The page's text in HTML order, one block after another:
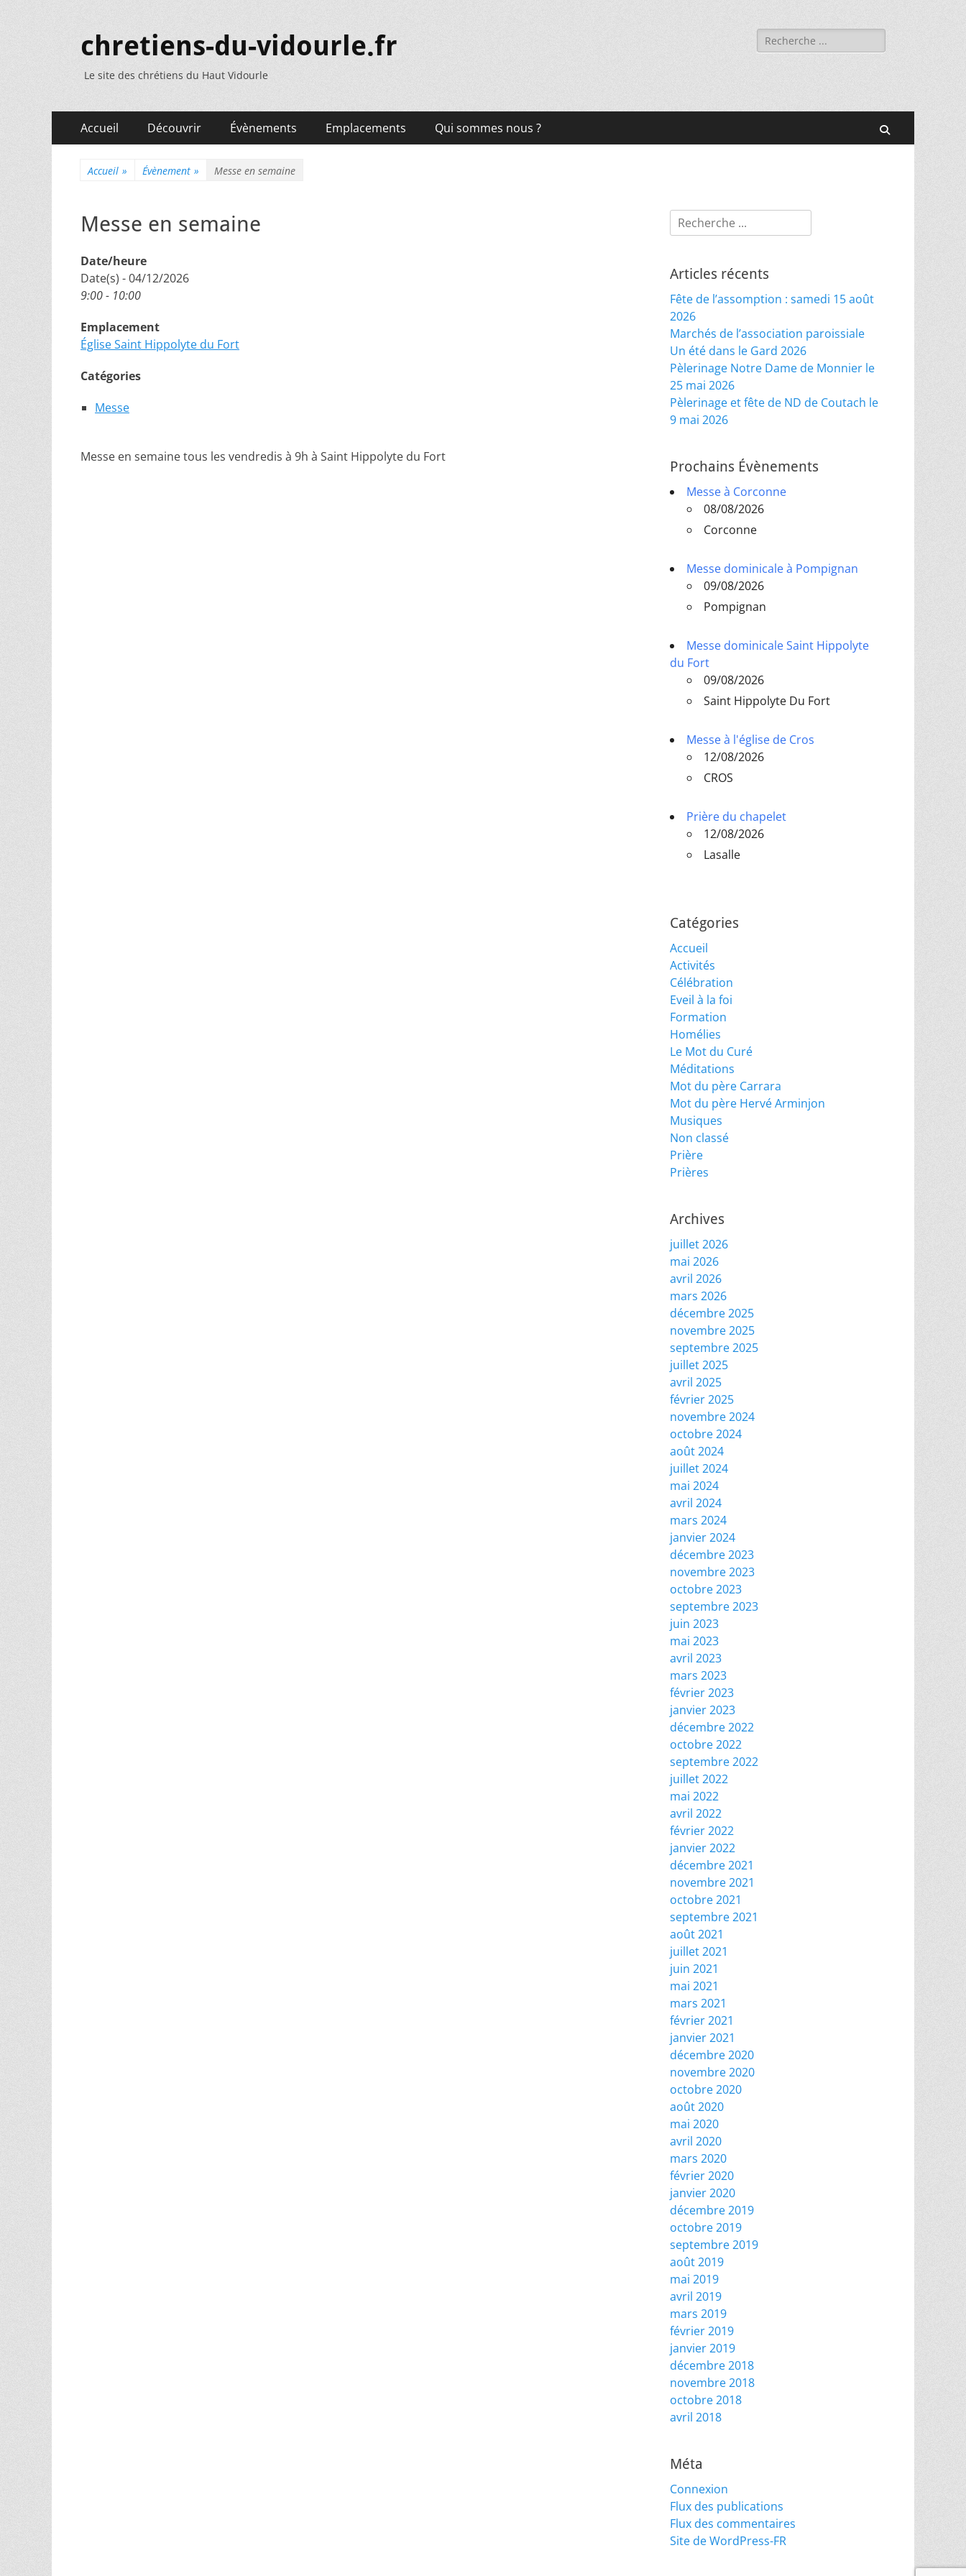
chretiens-du-vidourle.fr
Le site des chrétiens du Haut Vidourle
Rechercher :
Menu
principal
Accueil Découvrir Évènements Emplacements Qui sommes nous ?
Accueil » Évènement » Messe en semaine
Messe en semaine
Date/heure
Date(s) - 04/12/2026
9:00 - 10:00
Emplacement
Église Saint Hippolyte du Fort
Catégories
Messe
Messe en semaine tous les vendredis à 9h à Saint Hippolyte du Fort
Rechercher :
Articles récents
Fête de l’assomption : samedi 15 août
2026
Marchés de l’association paroissiale
Un été dans le Gard 2026
Pèlerinage Notre Dame de Monnier le
25 mai 2026
Pèlerinage et fête de ND de Coutach le
9 mai 2026
Prochains Évènements
Messe à Corconne
08/08/2026
Corconne
Messe dominicale à Pompignan
09/08/2026
Pompignan
Messe dominicale Saint Hippolyte
du Fort
09/08/2026
Saint Hippolyte Du Fort
Messe à l'église de Cros
12/08/2026
CROS
Prière du chapelet
12/08/2026
Lasalle
Catégories
Accueil
Activités
Célébration
Eveil à la foi
Formation
Homélies
Le Mot du Curé
Méditations
Mot du père Carrara
Mot du père Hervé Arminjon
Musiques
Non classé
Prière
Prières
Archives
juillet 2026
mai 2026
avril 2026
mars 2026
décembre 2025
novembre 2025
septembre 2025
juillet 2025
avril 2025
février 2025
novembre 2024
octobre 2024
août 2024
juillet 2024
mai 2024
avril 2024
mars 2024
janvier 2024
décembre 2023
novembre 2023
octobre 2023
septembre 2023
juin 2023
mai 2023
avril 2023
mars 2023
février 2023
janvier 2023
décembre 2022
octobre 2022
septembre 2022
juillet 2022
mai 2022
avril 2022
février 2022
janvier 2022
décembre 2021
novembre 2021
octobre 2021
septembre 2021
août 2021
juillet 2021
juin 2021
mai 2021
mars 2021
février 2021
janvier 2021
décembre 2020
novembre 2020
octobre 2020
août 2020
mai 2020
avril 2020
mars 2020
février 2020
janvier 2020
décembre 2019
octobre 2019
septembre 2019
août 2019
mai 2019
avril 2019
mars 2019
février 2019
janvier 2019
décembre 2018
novembre 2018
octobre 2018
avril 2018
Méta
Connexion
Flux des publications
Flux des commentaires
Site de WordPress-FR